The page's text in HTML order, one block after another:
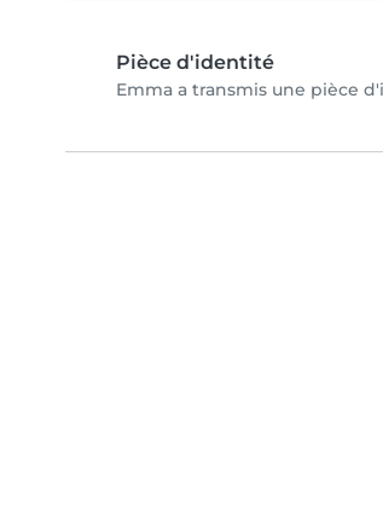
Pièce d'identité
Emma a transmis une pièce